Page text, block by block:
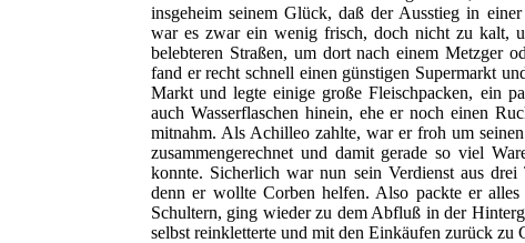
insgeheim seinem Glück, daß der Ausstieg in
war es zwar ein wenig frisch, doch nicht zu kalt,
belebteren Straßen, um dort nach einem Metzger
fand er recht schnell einen günstigen Supermarkt
Markt und legte einige große Fleischpacken, ein
auch Wasserflaschen hinein, ehe er noch einen
mitnahm. Als Achilleo zahlte, war er froh um
zusammengerechnet und damit gerade so viel
konnte. Sicherlich war nun sein Verdienst aus
denn er wollte Corben helfen. Also packte er
Schultern, ging wieder zu dem Abfluß in der
selbst reinkletterte und mit den Einkäufen zurück zu